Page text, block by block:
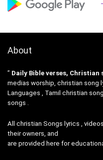
About
” Daily Bible verses, Christian
medias worship, christian song
Languages , Tamil christian
songs .
All christian Songs lyrics ,
their owners, and
are provided here for